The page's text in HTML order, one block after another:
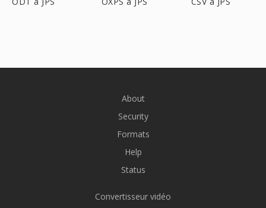
About
Security
Formats
Help
Status
Convertisseur vidéo